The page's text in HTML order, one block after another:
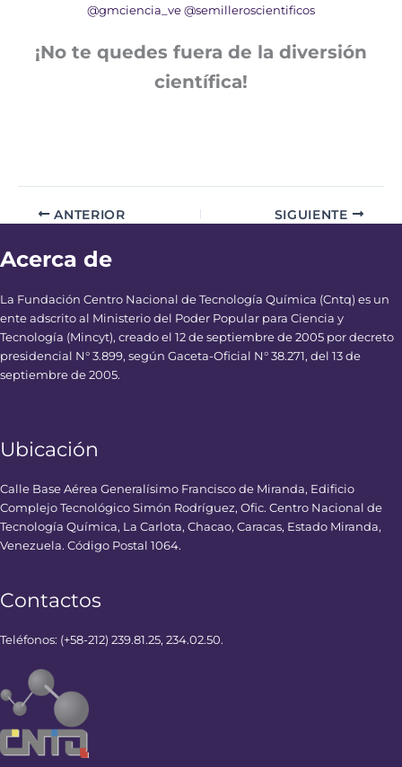
@gmciencia_ve @semilleroscientificos
¡No te quedes fuera de la diversión
científica!
ANTERIOR SIGUIENTE
Acerca de
La Fundación Centro Nacional de Tecnología Química (Cntq) es un
ente adscrito al Ministerio del Poder Popular para Ciencia y
Tecnología (Mincyt), creado el 12 de septiembre de 2005 por decreto
presidencial N° 3.899, según Gaceta-Oficial N° 38.271, del 13 de
septiembre de 2005.
Ubicación
Calle Base Aérea Generalísimo Francisco de Miranda, Edificio
Complejo Tecnológico Simón Rodríguez, Ofic. Centro Nacional de
Tecnología Química, La Carlota, Chacao, Caracas, Estado Miranda,
Venezuela. Código Postal 1064.
Contactos
Teléfonos: (+58-212) 239.81.25, 234.02.50.